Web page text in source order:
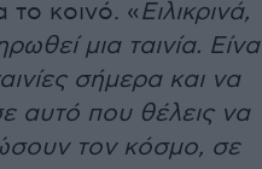
το κοινό. «Ειλικρινά,
μια ταινία.
σήμερα και να
αυτό που θέλεις να
τον κόσμο, σε